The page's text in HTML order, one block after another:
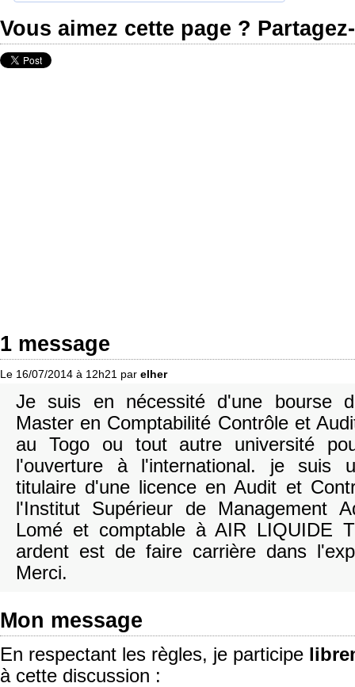
Vous aimez cette page ?
1 message
Le 16/07/2014 à 12h21 par elher
Je suis en nécessité d'une bourse
Master en Comptabilité Contrôle et
au Togo ou tout autre université
l'ouverture à l'international. je suis
titulaire d'une licence en Audit et
l'Institut Supérieur de Management
Lomé et comptable à AIR LIQUIDE
ardent est de faire carrière dans
Merci.
Mon message
En respectant les règles, je participe
à cette discussion :